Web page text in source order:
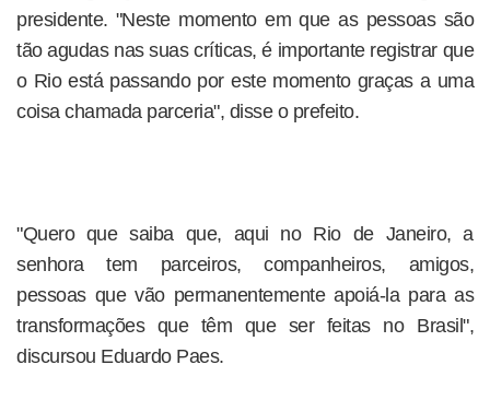
presidente. "Neste momento em que as pessoas são
tão agudas nas suas críticas, é importante registrar que
o Rio está passando por este momento graças a uma
coisa chamada parceria", disse o prefeito.
"Quero que saiba que, aqui no Rio de Janeiro, a
senhora tem parceiros, companheiros, amigos,
pessoas que vão permanentemente apoiá-la para as
transformações que têm que ser feitas no Brasil",
discursou Eduardo Paes.